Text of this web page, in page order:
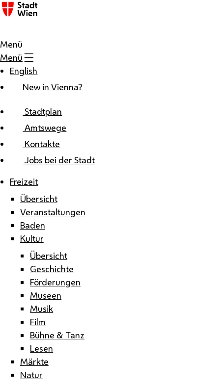
Zum Inhalt
Menü
Menü
English
New in Vienna?
Stadtplan
Amtswege
Kontakte
Jobs bei der Stadt
Freizeit
Übersicht
Veranstaltungen
Baden
Kultur
Übersicht
Geschichte
Förderungen
Museen
Musik
Film
Bühne & Tanz
Lesen
Märkte
Natur